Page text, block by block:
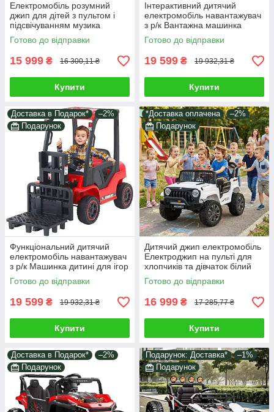
Електромобіль розумний
джип для дітей з пультом і
підсвічуванням музика
Електрокар з двома
моторами ремені сигнал
Готово до відправки
15 999 ₴ 16 300,11 ₴
Купити
Інтерактивний дитячий
електромобіль навантажувач
з р/к Вантажна машинка
дитині Транспорт для ігор і
їзди на вулиці
Готово до відправки
19 599 ₴ 19 932,31 ₴
Купити
Доставка в Подарок*
–2%
Подарунок
Функціональний дитячий
електромобіль навантажувач
з р/к Машинка дитині для ігор
і катання Музика світло Їде 6
км/год
Готово до відправки
19 599 ₴ 19 932,31 ₴
Купити
*Доставка оплачена
–2%
Подарунок
Дитячий джип електромобіль
Електроджип на пульті для
хлопчиків та дівчаток білий
2*35W світло звук у наборі
подарунок
Готово до відправки
16 999 ₴ 17 285,77 ₴
Купити
Доставка в Подарок*
–2%
Подарунок
Подарунок: Доставка*
–1%
Подарунок